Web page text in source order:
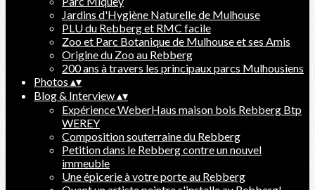
Jardins d'Hygiène Naturelle de Mulhouse
PLU du Rebberg et RMC facile
Zoo et Parc Botanique de Mulhouse et ses Amis
Origine du Zoo au Rebberg
200 ans à travers les principaux parcs Mulhousiens
Photos ▴▾
Blog & Interview▴▾
Expérience WeberHaus maison bois Rebberg Btp
WEREY
Composition souterraine du Rebberg
Petition dans le Rebberg contre un nouvel
immeuble
Une épicerie à votre porte au Rebberg